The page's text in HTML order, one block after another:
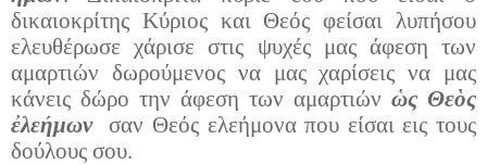
δικαιοκρίτης Κύριος και Θεός φείσαι λυπήσου
ελευθέρωσε χάρισε στις ψυχές μας άφεση των
αμαρτιών δωρούμενος να μας χαρίσεις να μας
κάνεις δώρο την άφεση των αμαρτιών ὡς Θεὸς
ἐλεήμων
σαν Θεός ελεήμονα που είσαι εις τους
δούλους σου.